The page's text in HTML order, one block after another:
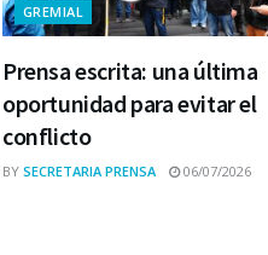
GREMIAL
Prensa escrita: una última
oportunidad para evitar el
conflicto
BY SECRETARIA PRENSA 06/07/2026